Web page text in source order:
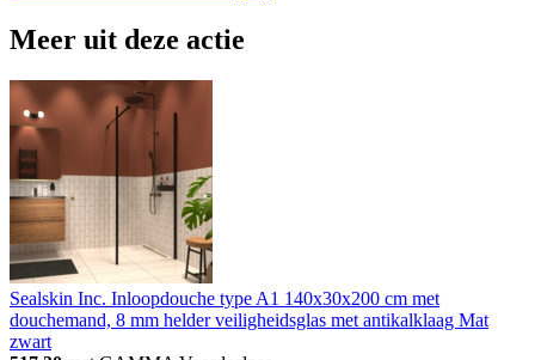
Meer uit deze actie
Sealskin Inc. Inloopdouche type A1 140x30x200 cm met
douchemand, 8 mm helder veiligheidsglas met antikalklaag Mat
zwart